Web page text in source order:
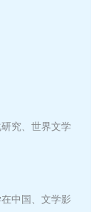
究、世界文学
中国、文学影